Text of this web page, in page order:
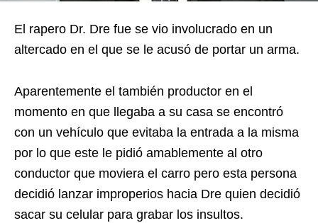
El rapero Dr. Dre fue se vio involucrado en un
altercado en el que se le acusó de portar un arma.
Aparentemente el también productor en el
momento en que llegaba a su casa se encontró
con un vehículo que evitaba la entrada a la misma
por lo que este le pidió amablemente al otro
conductor que moviera el carro pero esta persona
decidió lanzar improperios hacia Dre quien decidió
sacar su celular para grabar los insultos.